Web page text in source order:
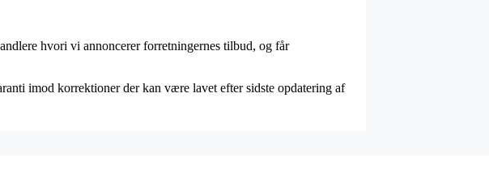
hvori vi annoncerer forretningernes tilbud, og får
imod korrektioner der kan være lavet efter sidste opdatering af